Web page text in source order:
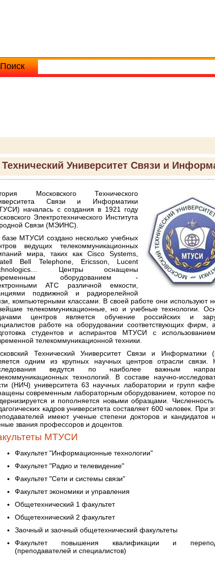
Поиск
Расширенный поиск
Университет Связи и
Московского Технического
Связи и Информатики
началась с создания в 1921 году
Электротехнического Института
Связи (МЭИНС).
МТУСИ создано несколько учебных
ведущих телекоммуникационных
мира, таких как Cisco Systems,
Bell Telephone, Ericsson, Lucent
Центры оснащены
оборудованием -
АТС различной емкости,
подвижной и радиорелейной
компьютерными классами. В своей работе они используют
телекоммуникационные, но и учебные технологии.
центров является обучение российских и
работе на оборудовании соответствующих фирм,
студентов и аспирантов МТУСИ с
телекоммуникационной техники.
Технический Университет Связи и Информатики
одним из крупных научных центров отрасли связи.
ведутся по наиболее важным
технологий. В составе научно-
(НИЧ) университета 63 научных лаборатории и групп
современным лабораторным оборудованием, которое
и пополняется новыми образцами. Численность
кадров университета составляет 600 человек. При
имеют ученые степени докторов и кандидатов
звания профессоров и доцентов.
МТУСИ
Факультет "Информационные технологии"
Факультет "Радио и телевидение"
Факультет "Сети и системы связи"
Факультет экономики и управления
Общетехнический 1 факультет
Общетехнический 2 факультет
Заочный и заочный общетехнический факультеты
Факультет повышения квалификации и
(преподавателей и специалистов)